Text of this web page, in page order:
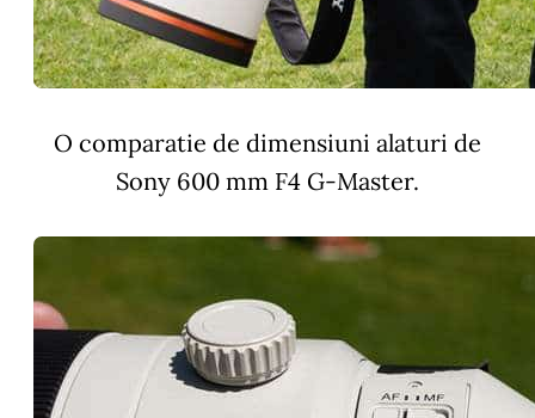
O comparatie de dimensiuni alaturi de
Sony 600 mm F4 G-Master.